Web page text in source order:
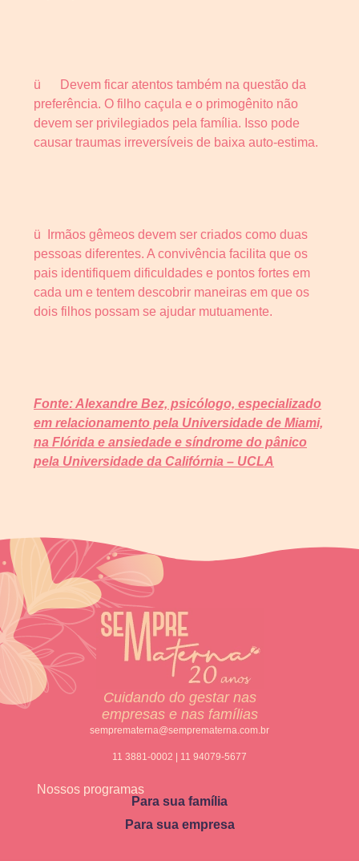
ü Devem ficar atentos também na questão da
preferência. O filho caçula e o primogênito não
devem ser privilegiados pela família. Isso pode
causar traumas irreversíveis de baixa auto-estima.
ü Irmãos gêmeos devem ser criados como duas
pessoas diferentes. A convivência facilita que os
pais identifiquem dificuldades e pontos fortes em
cada um e tentem descobrir maneiras em que os
dois filhos possam se ajudar mutuamente.
Fonte: Alexandre Bez, psicólogo, especializado
em relacionamento pela Universidade de Miami,
na Flórida e ansiedade e síndrome do pânico
pela Universidade da Califórnia – UCLA
Cuidando do gestar nas
empresas e nas famílias
semprematerna@semprematerna.com.br
11 3881-0002 | 11 94079-5677
Nossos programas
Para sua família
Para sua empresa